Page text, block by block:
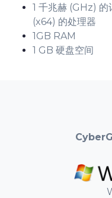
1 千兆赫 (GHz)
(x64) 的处理器
1GB RAM
1 GB 硬盘空间